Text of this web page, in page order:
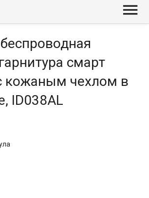

смарт
кожаным чехлом в
ID038AL